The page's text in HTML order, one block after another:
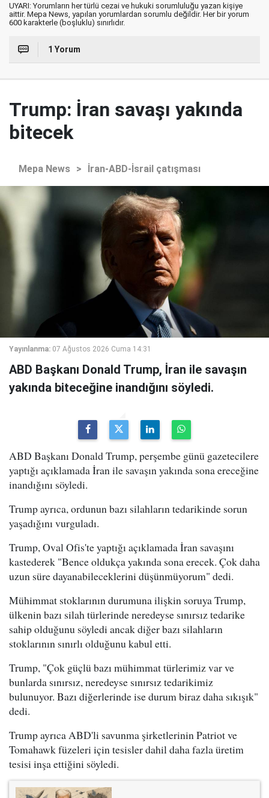
UYARI: Yorumların her türlü cezai ve hukuki sorumluluğu yazan kişiye
aittir. Mepa News, yapılan yorumlardan sorumlu değildir. Her bir yorum
600 karakterle (boşluklu) sınırlıdır.
1 Yorum
Trump: İran savaşı yakında
bitecek
Mepa News > İran-ABD-İsrail çatışması
Yayınlanma: 07 Ağustos 2026 Cuma 14:31
ABD Başkanı Donald Trump, İran ile savaşın
yakında biteceğine inandığını söyledi.
ABD Başkanı Donald Trump, perşembe günü gazetecilere
yaptığı açıklamada İran ile savaşın yakında sona ereceğine
inandığını söyledi.
Trump ayrıca, ordunun bazı silahların tedarikinde sorun
yaşadığını vurguladı.
Trump, Oval Ofis'te yaptığı açıklamada İran savaşını
kastederek "Bence oldukça yakında sona erecek. Çok daha
uzun süre dayanabileceklerini düşünmüyorum" dedi.
Mühimmat stoklarının durumuna ilişkin soruya Trump,
ülkenin bazı silah türlerinde neredeyse sınırsız tedarike
sahip olduğunu söyledi ancak diğer bazı silahların
stoklarının sınırlı olduğunu kabul etti.
Trump, "Çok güçlü bazı mühimmat türlerimiz var ve
bunlarda sınırsız, neredeyse sınırsız tedarikimiz
bulunuyor. Bazı diğerlerinde ise durum biraz daha sıkışık"
dedi.
Trump ayrıca ABD'li savunma şirketlerinin Patriot ve
Tomahawk füzeleri için tesisler dahil daha fazla üretim
tesisi inşa ettiğini söyledi.